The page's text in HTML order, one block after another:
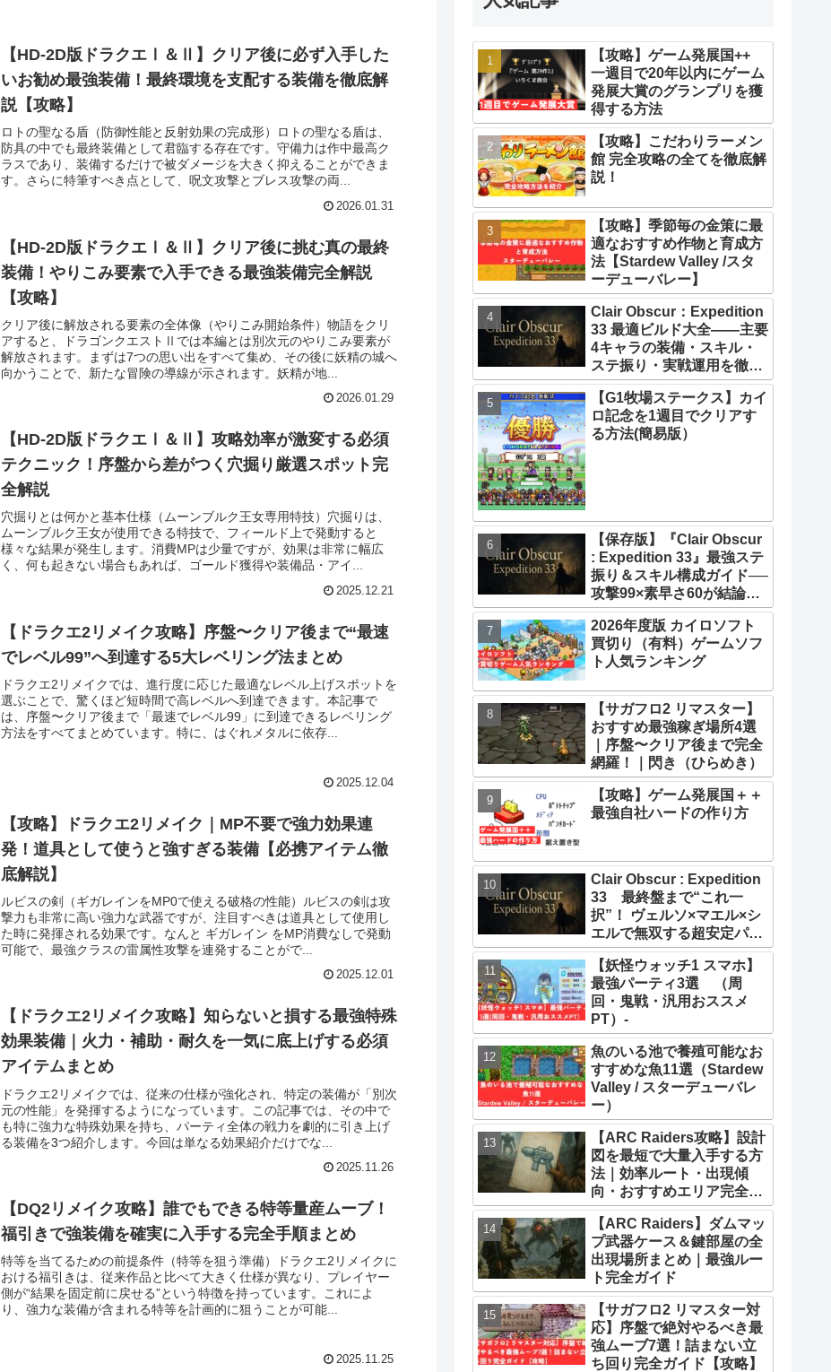
【HD-2D版ドラクエⅠ＆Ⅱ】クリア後に必ず入手した
いお勧め最強装備！最終環境を支配する装備を徹底解
説【攻略】
ロトの聖なる盾（防御性能と反射効果の完成形）ロトの聖なる盾は、
防具の中でも最終装備として君臨する存在です。守備力は作中最高ク
ラスであり、装備するだけで被ダメージを大きく抑えることができま
す。さらに特筆すべき点として、呪文攻撃とブレス攻撃の両...
2026.01.31
【HD-2D版ドラクエⅠ＆Ⅱ】クリア後に挑む真の最終
装備！やりこみ要素で入手できる最強装備完全解説
【攻略】
クリア後に解放される要素の全体像（やりこみ開始条件）物語をクリ
アすると、ドラゴンクエストⅡでは本編とは別次元のやりこみ要素が
解放されます。まずは7つの思い出をすべて集め、その後に妖精の城へ
向かうことで、新たな冒険の導線が示されます。妖精が地...
2026.01.29
【HD-2D版ドラクエⅠ＆Ⅱ】攻略効率が激変する必須
テクニック！序盤から差がつく穴掘り厳選スポット完
全解説
穴掘りとは何かと基本仕様（ムーンブルク王女専用特技）穴掘りは、
ムーンブルク王女が使用できる特技で、フィールド上で発動すると
様々な結果が発生します。消費MPは少量ですが、効果は非常に幅広
く、何も起きない場合もあれば、ゴールド獲得や装備品・アイ...
2025.12.21
【ドラクエ2リメイク攻略】序盤〜クリア後まで“最速
でレベル99”へ到達する5大レベリング法まとめ
ドラクエ2リメイクでは、進行度に応じた最適なレベル上げスポットを
選ぶことで、驚くほど短時間で高レベルへ到達できます。本記事で
は、序盤〜クリア後まで「最速でレベル99」に到達できるレベリング
方法をすべてまとめています。特に、はぐれメタルに依存...
2025.12.04
【攻略】ドラクエ2リメイク｜MP不要で強力効果連
発！道具として使うと強すぎる装備【必携アイテム徹
底解説】
ルビスの剣（ギガレインをMP0で使える破格の性能）ルビスの剣は攻
撃力も非常に高い強力な武器ですが、注目すべきは道具として使用し
た時に発揮される効果です。なんと ギガレイン をMP消費なしで発動
可能で、最強クラスの雷属性攻撃を連発することがで...
2025.12.01
【ドラクエ2リメイク攻略】知らないと損する最強特殊
効果装備｜火力・補助・耐久を一気に底上げする必須
アイテムまとめ
ドラクエ2リメイクでは、従来の仕様が強化され、特定の装備が「別次
元の性能」を発揮するようになっています。この記事では、その中で
も特に強力な特殊効果を持ち、パーティ全体の戦力を劇的に引き上げ
る装備を3つ紹介します。今回は単なる効果紹介だけでな...
2025.11.26
【DQ2リメイク攻略】誰でもできる特等量産ムーブ！
福引きで強装備を確実に入手する完全手順まとめ
特等を当てるための前提条件（特等を狙う準備）ドラクエ2リメイクに
おける福引きは、従来作品と比べて大きく仕様が異なり、プレイヤー
側が“結果を固定前に戻せる”という特徴を持っています。これによ
り、強力な装備が含まれる特等を計画的に狙うことが可能...
2025.11.25
【攻略】ゲーム発展国++
一週目で20年以内にゲーム
発展大賞のグランプリを獲
得する方法
【攻略】こだわりラーメン
館 完全攻略の全てを徹底解
説！
【攻略】季節毎の金策に最
適なおすすめ作物と育成方
法【Stardew Valley /スタ
ーデューバレー】
Clair Obscur：Expedition
33 最適ビルド大全――主要
4キャラの装備・スキル・
ステ振り・実戦運用を徹底
解説【クレールオブスキュ
ール エクスペディション
33】【攻略】
【G1牧場ステークス】カイ
ロ記念を1週目でクリアす
る方法(簡易版）
【保存版】『Clair Obscur
: Expedition 33』最強ステ
振り＆スキル構成ガイド──
攻撃99×素早さ60が結論！
全キャラ万能ビルド徹底解
説
2026年度版 カイロソフト
買切り（有料）ゲームソフ
ト人気ランキング
【サガフロ2 リマスター】
おすすめ最強稼ぎ場所4選
｜序盤〜クリア後まで完全
網羅！｜閃き（ひらめき）
【攻略】ゲーム発展国＋＋
最強自社ハードの作り方
Clair Obscur : Expedition
33 最終盤まで“これ一
択”！ ヴェルソ×マエル×シ
エルで無双する超安定パー
ティー構築ガイド
【妖怪ウォッチ1 スマホ】
最強パーティ3選 （周
回・鬼戦・汎用おススメ
PT）-
魚のいる池で養殖可能なお
すすめな魚11選（Stardew
Valley / スターデューバレ
ー）
【ARC Raiders攻略】設計
図を最短で大量入手する方
法｜効率ルート・出現傾
向・おすすめエリア完全ま
とめ
【ARC Raiders】ダムマッ
プ武器ケース＆鍵部屋の全
出現場所まとめ｜最強ルー
ト完全ガイド
【サガフロ2 リマスター対
応】序盤で絶対やるべき最
強ムーブ7選！詰まない立
ち回り完全ガイド【攻略】